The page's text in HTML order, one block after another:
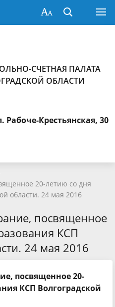
СЧЕТНАЯ ПАЛАТА
ОБЛАСТИ
Рабоче-Крестьянская, 30
20-летию со дня
области. 24 мая 2016
посвященное
КСП
24 мая 2016
посвященное 20-
КСП Волгоградской